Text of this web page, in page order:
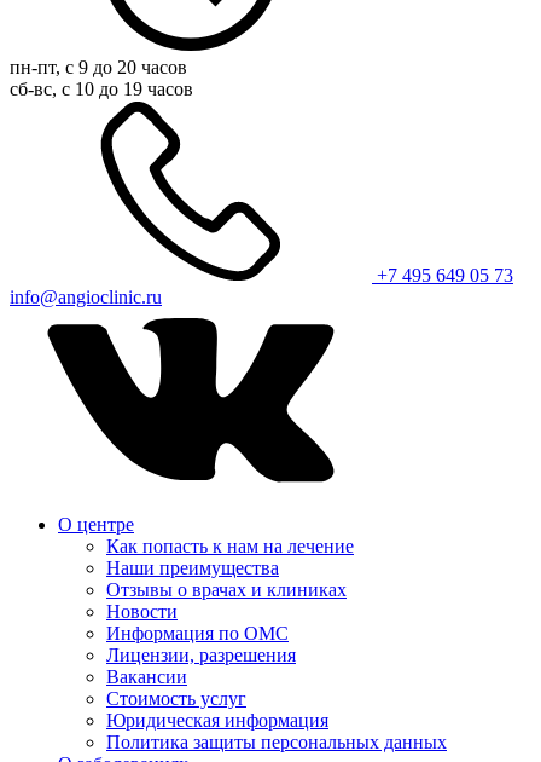
пн-пт, с 9 до 20 часов
сб-вс, с 10 до 19 часов
+7 495 649 05 73
info@angioclinic.ru
О центре
Как попасть к нам на лечение
Наши преимущества
Отзывы о врачах и клиниках
Новости
Информация по ОМС
Лицензии, разрешения
Вакансии
Стоимость услуг
Юридическая информация
Политика защиты персональных данных